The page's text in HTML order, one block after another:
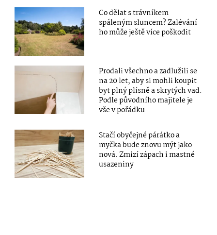
Co dělat s trávníkem
spáleným sluncem? Zalévání
ho může ještě více poškodit
Prodali všechno a zadlužili se
na 20 let, aby si mohli koupit
byt plný plísně a skrytých vad.
Podle původního majitele je
vše v pořádku
Stačí obyčejné párátko a
myčka bude znovu mýt jako
nová. Zmizí zápach i mastné
usazeniny